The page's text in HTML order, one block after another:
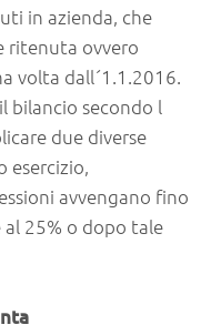
in azienda, che
ritenuta ovvero
volta dall´1.1.2016.
bilancio secondo l
due diverse
esercizio,
avvengano fino
25% o dopo tale